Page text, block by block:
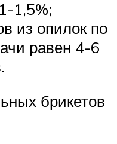
1,5%;
из опилок по
равен 4-6
брикетов